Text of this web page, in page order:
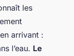
les
arrivant :
l’eau. Le